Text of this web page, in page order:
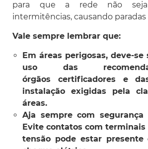
para que a rede não
intermitências, causando paradas
Vale sempre lembrar que:
Em áreas perigosas, deve-se
uso das
órgãos certificadores e
instalação exigidas pela
áreas.
Aja sempre com segurança
Evite contatos com terminais
tensão pode estar presente